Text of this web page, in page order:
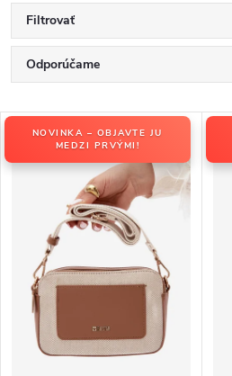
Filtrovať
a
d
Odporúčame
Najdrahšie
Najpredávanejšie
Abecedne
V
p
NOVINKA – OBJAVTE JU
MEDZI PRVÝMI!